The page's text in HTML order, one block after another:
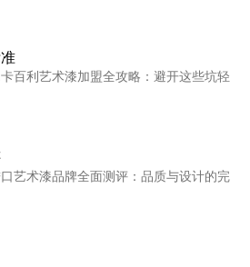
百利艺术漆加盟全攻略：避开这些坑轻
艺术漆品牌全面测评：品质与设计的完